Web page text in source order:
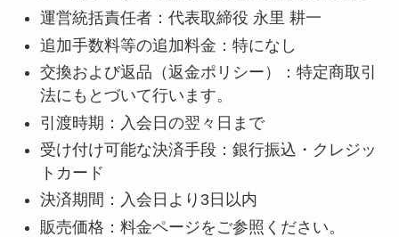
運営統括責任者：代表取締役 永里 耕一
追加手数料等の追加料金：特になし
交換および返品（返金ポリシー）：特定商取引
法にもとづいて行います。
引渡時期：入会日の翌々日まで
受け付け可能な決済手段：銀行振込・クレジッ
トカード
決済期間：入会日より3日以内
販売価格：料金ページをご参照ください。